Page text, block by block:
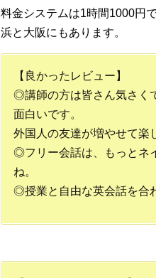
料金システムは1時間1000円
浜と大阪にもあります。
【良かったレビュー】
◎講師の方は皆さん気さく
面白いです。
外国人の友達が増やせて楽
◎フリー会話は、もっとネ
ね。
◎授業と自由な英会話を合